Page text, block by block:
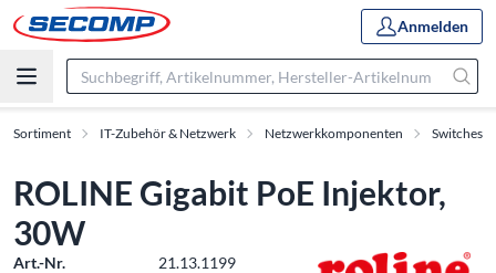
Anmelden
Sortiment IT-Zubehör & Netzwerk Netzwerkkomponenten Switches
ROLINE Gigabit PoE Injektor,
30W
Art.-Nr.
21.13.1199